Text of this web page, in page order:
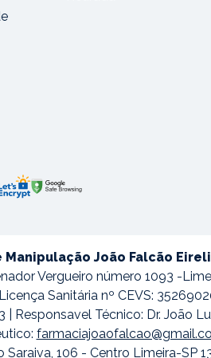
Manipulação João Falcão Eireli
Vergueiro número 1093 -
Sanitária nº CEVS:
Responsavel Técnico: Dr. João
Saraiva, 106 - Centro Limeira-SP